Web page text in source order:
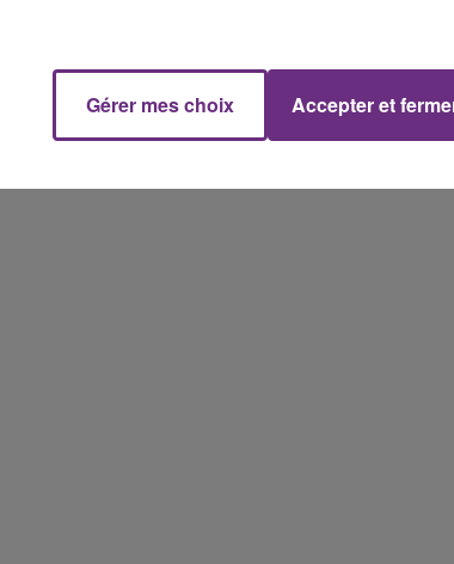
15h00 - 19h00
Gérer mes choix Accepter et